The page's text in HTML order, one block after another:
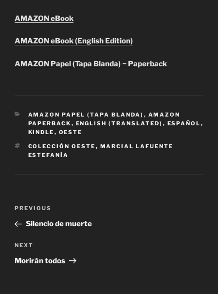
AMAZON eBook
AMAZON eBook (English Edition)
AMAZON Papel (Tapa Blanda) ~ Paperback
CATEGORIES
AMAZON PAPEL (TAPA BLANDA) , AMAZON
PAPERBACK , ENGLISH (TRANSLATED) , ESPAÑOL ,
KINDLE , OESTE
TAGS
COLECCIÓN OESTE , MARCIAL LAFUENTE
ESTEFANÍA
Previous
Post
PREVIOUS
Silencio de muerte
Next
Post
NEXT
Morirán todos